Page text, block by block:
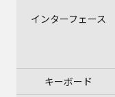
インターフェース
キーボード